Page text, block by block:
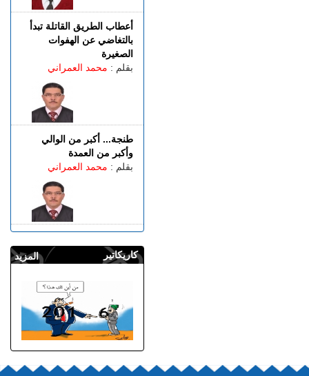
أعطاب الطريق القاتلة تبدأ
بالتغاضي عن الهفوات
الصغيرة
بقلم : محمد العمراني
طنجة... أكبر من الوالي
وأكبر من العمدة
بقلم : محمد العمراني
المزيد كاريكاتير